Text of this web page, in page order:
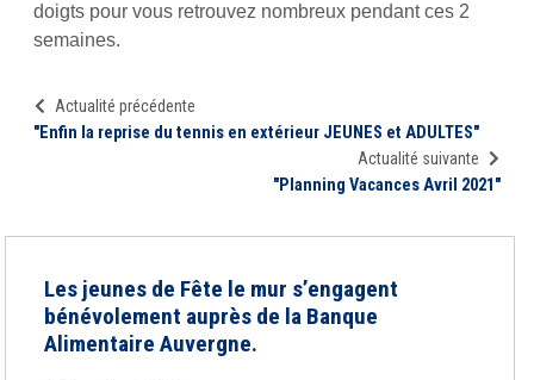
doigts pour vous retrouvez nombreux pendant ces 2
semaines.
Actualité précédente
"Enfin la reprise du tennis en extérieur JEUNES et ADULTES"
Actualité suivante
"Planning Vacances Avril 2021"
Les jeunes de Fête le mur s’engagent
bénévolement auprès de la Banque
Alimentaire Auvergne.